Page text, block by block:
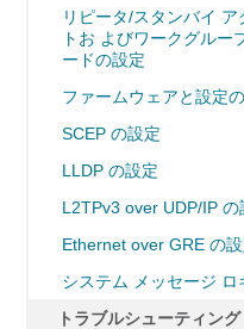
リピータ/スタンバイ ア
トお よびワークグルー
ードの設定
ファームウェアと設定
SCEP の設定
LLDP の設定
L2TPv3 over UDP/IP の
Ethernet over GRE の
システム メッセージ ロ
トラブルシューティング